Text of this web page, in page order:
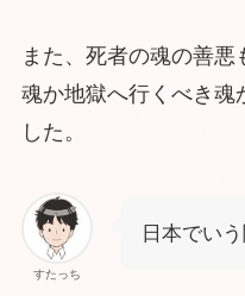
また、死者の魂の善悪
魂か地獄へ行くべき魂
した。
すたっち
日本でい